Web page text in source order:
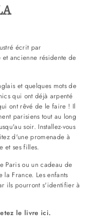
écrit par
ancienne résidente de
et quelques mots de
qui ont déjà arpenté
ont rêvé de le faire ! Il
parisiens tout au long
soir. Installez-vous
d'une promenade à
et ses filles.
Paris ou un cadeau de
France. Les enfants
ils pourront s'identifier à
le livreici.